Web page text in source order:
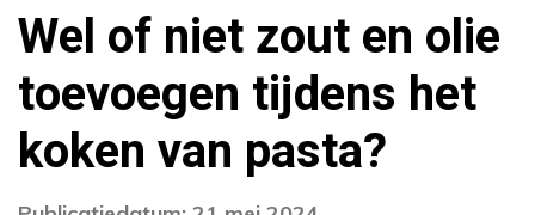
Wel of niet zout en olie
toevoegen tijdens het
koken van pasta?